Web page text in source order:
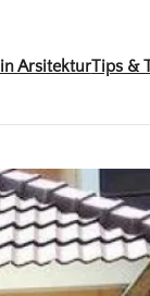
ArsitekturTips &